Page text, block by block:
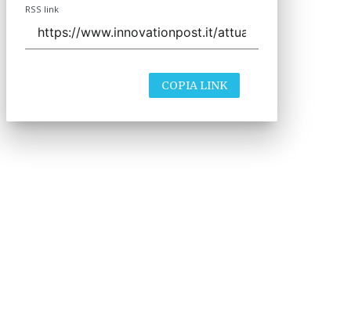
RSS link
COPIA LINK